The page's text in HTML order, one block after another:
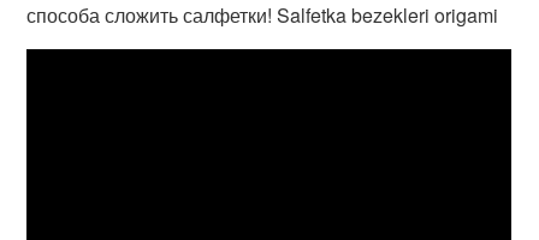
способа сложить салфетки! Salfetka bezekleri origami